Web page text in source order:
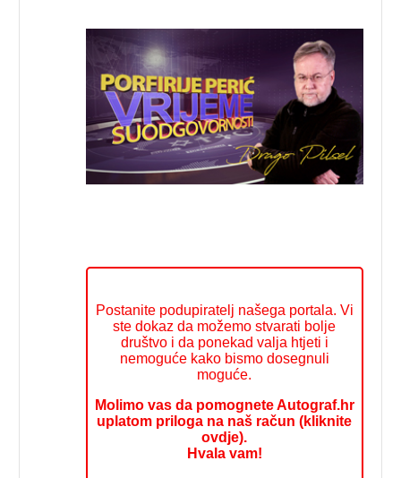
Postanite podupiratelj našega portala. Vi
ste dokaz da možemo stvarati bolje
društvo i da ponekad valja htjeti i
nemoguće kako bismo dosegnuli
moguće.
Molimo vas da pomognete Autograf.hr
uplatom priloga na naš račun (kliknite
ovdje).
Hvala vam!